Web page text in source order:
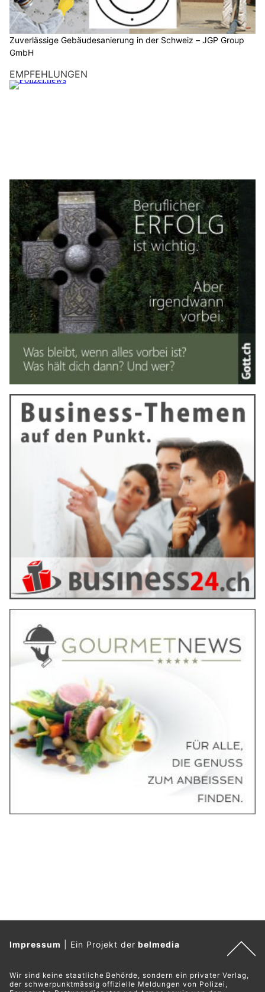
Zuverlässige Gebäudesanierung in der Schweiz – JGP Group
GmbH
EMPFEHLUNGEN
Impressum Ein Projekt derbelmedia
Wir sind keine staatliche Behörde, sondern ein privater Verlag,
der schwerpunktmässig offizielle Meldungen von Polizei,